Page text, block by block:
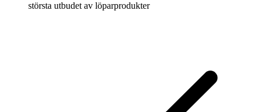
största utbudet av löparprodukter